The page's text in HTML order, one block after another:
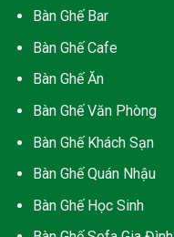
Bàn Ghế Bar
Bàn Ghế Cafe
Bàn Ghế Ăn
Bàn Ghế Văn Phòng
Bàn Ghế Khách Sạn
Bàn Ghế Quán Nhậu
Bàn Ghế Học Sinh